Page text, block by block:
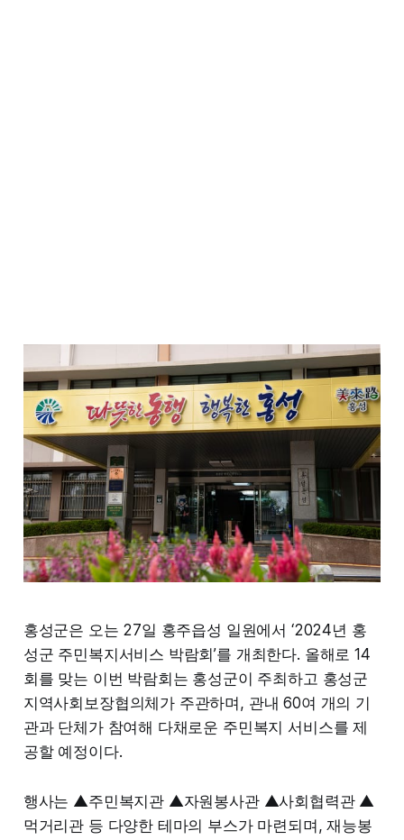
홍성군은 오는 27일 홍주읍성 일원에서 ‘2024년 홍
성군 주민복지서비스 박람회’를 개최한다. 올해로 14
회를 맞는 이번 박람회는 홍성군이 주최하고 홍성군
지역사회보장협의체가 주관하며, 관내 60여 개의 기
관과 단체가 참여해 다채로운 주민복지 서비스를 제
공할 예정이다.
행사는 ▲주민복지관 ▲자원봉사관 ▲사회협력관 ▲
먹거리관 등 다양한 테마의 부스가 마련되며, 재능봉